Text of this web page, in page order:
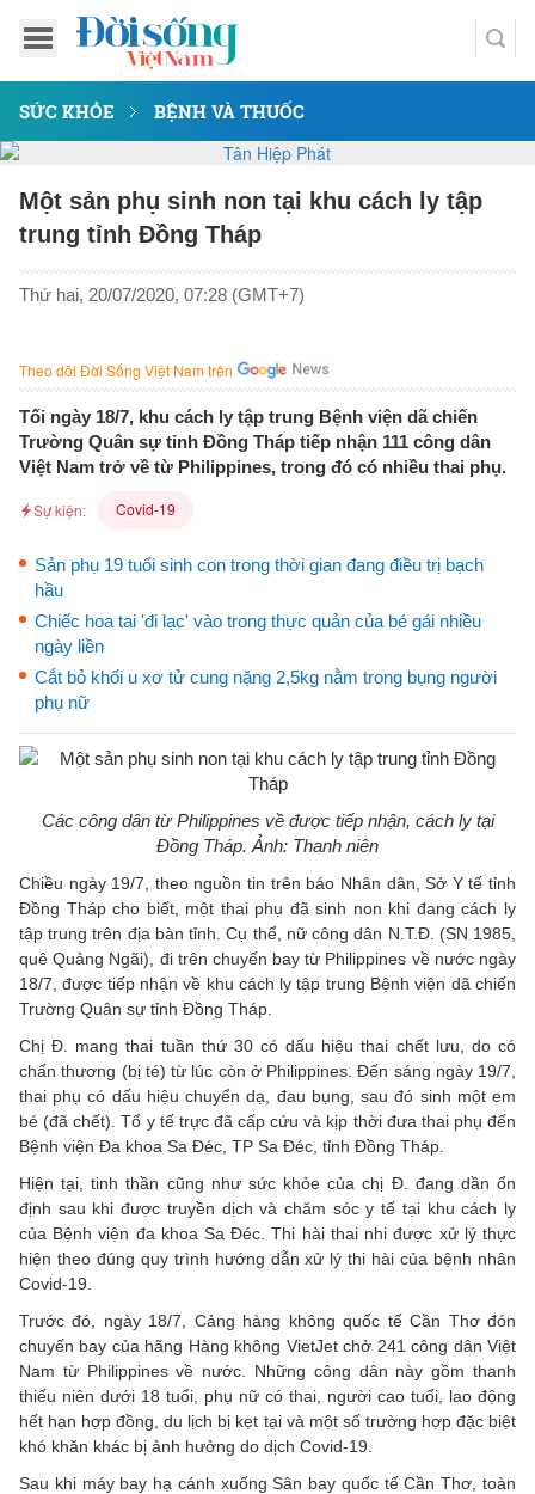
SỨC KHỎE BỆNH VÀ THUỐC
Một sản phụ sinh non tại khu cách ly tập
trung tỉnh Đồng Tháp
Thứ hai, 20/07/2020, 07:28 (GMT+7)
Theo dõi Đời Sống Việt Nam trên
Tối ngày 18/7, khu cách ly tập trung Bệnh viện dã chiến
Trường Quân sự tỉnh Đồng Tháp tiếp nhận 111 công dân
Việt Nam trở về từ Philippines, trong đó có nhiều thai phụ.
Sự kiện: Covid-19
Sản phụ 19 tuổi sinh con trong thời gian đang điều trị bạch
hầu
Chiếc hoa tai 'đi lạc' vào trong thực quản của bé gái nhiều
ngày liền
Cắt bỏ khối u xơ tử cung nặng 2,5kg nằm trong bụng người
phụ nữ
Các công dân từ Philippines về được tiếp nhận, cách ly tại
Đồng Tháp. Ảnh: Thanh niên
Chiều ngày 19/7, theo nguồn tin trên báo Nhân dân, Sở Y tế tỉnh
Đồng Tháp cho biết, một thai phụ đã sinh non khi đang cách ly
tập trung trên địa bàn tỉnh. Cụ thể, nữ công dân N.T.Đ. (SN 1985,
quê Quảng Ngãi), đi trên chuyến bay từ Philippines về nước ngày
18/7, được tiếp nhận về khu cách ly tập trung Bệnh viện dã chiến
Trường Quân sự tỉnh Đồng Tháp.
Chị Đ. mang thai tuần thứ 30 có dấu hiệu thai chết lưu, do có
chấn thương (bị té) từ lúc còn ở Philippines. Đến sáng ngày 19/7,
thai phụ có dấu hiệu chuyển dạ, đau bụng, sau đó sinh một em
bé (đã chết). Tổ y tế trực đã cấp cứu và kịp thời đưa thai phụ đến
Bệnh viện Đa khoa Sa Đéc, TP Sa Đéc, tỉnh Đồng Tháp.
Hiện tại, tinh thần cũng như sức khỏe của chị Đ. đang dần ổn
định sau khi được truyền dịch và chăm sóc y tế tại khu cách ly
của Bệnh viện đa khoa Sa Đéc. Thi hài thai nhi được xử lý thực
hiện theo đúng quy trình hướng dẫn xử lý thi hài của bệnh nhân
Covid-19.
Trước đó, ngày 18/7, Cảng hàng không quốc tế Cần Thơ đón
chuyến bay của hãng Hàng không VietJet chở 241 công dân Việt
Nam từ Philippines về nước. Những công dân này gồm thanh
thiếu niên dưới 18 tuổi, phụ nữ có thai, người cao tuổi, lao động
hết hạn hợp đồng, du lịch bị kẹt tại và một số trường hợp đặc biệt
khó khăn khác bị ảnh hưởng do dịch Covid-19.
Sau khi máy bay hạ cánh xuống Sân bay quốc tế Cần Thơ, toàn